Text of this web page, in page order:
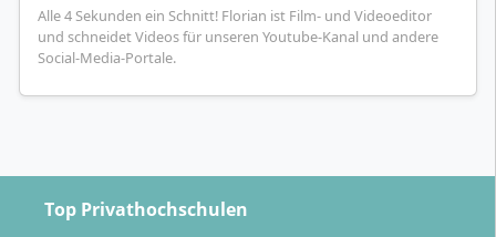
Alle 4 Sekunden ein Schnitt! Florian ist Film- und Videoeditor
und schneidet Videos für unseren Youtube-Kanal und andere
Social-Media-Portale.
Top Privathochschulen